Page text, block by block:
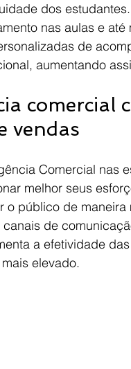
dos
nas aulas e
de
aumentando
comercial
vendas
Comercial nas
melhor seus
o público de
canais de
a efetividade
elevado.